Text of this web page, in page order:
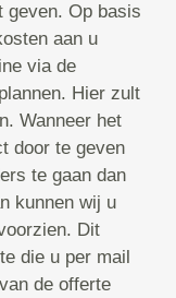
geven. Op basis
aan u
via de
Hier zult
Wanneer het
door te geven
te gaan dan
kunnen wij u
Dit
die u per mail
de offerte